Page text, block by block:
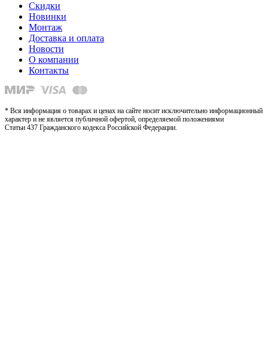
Скидки
Новинки
Монтаж
Доставка и оплата
Новости
О компании
Контакты
* Вся информация о товарах и ценах на сайте носит исключительно информационный
характер и не является публичной офертой, определяемой положениями
Статьи 437 Гражданского кодекса Российской Федерации.